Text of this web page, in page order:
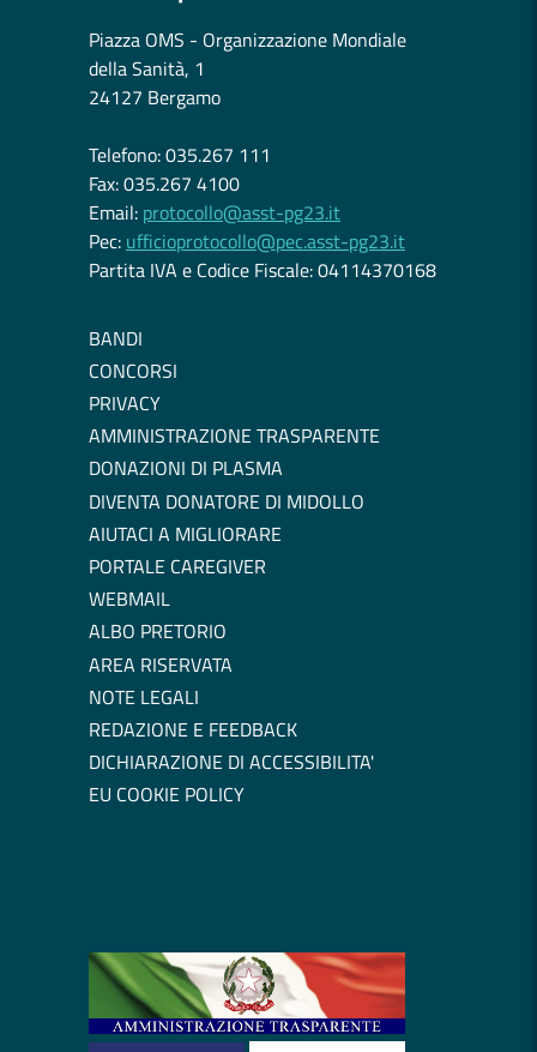
Piazza OMS - Organizzazione Mondiale
della Sanità, 1
24127 Bergamo
Telefono: 035.267 111
Fax: 035.267 4100
Email: protocollo@asst-pg23.it
Pec: ufficioprotocollo@pec.asst-pg23.it
Partita IVA e Codice Fiscale: 04114370168
BANDI
CONCORSI
PRIVACY
AMMINISTRAZIONE TRASPARENTE
DONAZIONI DI PLASMA
DIVENTA DONATORE DI MIDOLLO
AIUTACI A MIGLIORARE
PORTALE CAREGIVER
WEBMAIL
ALBO PRETORIO
AREA RISERVATA
NOTE LEGALI
REDAZIONE E FEEDBACK
DICHIARAZIONE DI ACCESSIBILITA'
EU COOKIE POLICY